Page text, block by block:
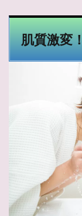
肌質激変